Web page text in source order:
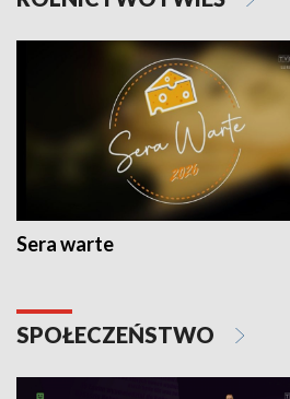
Sera warte
SPOŁECZEŃSTWO